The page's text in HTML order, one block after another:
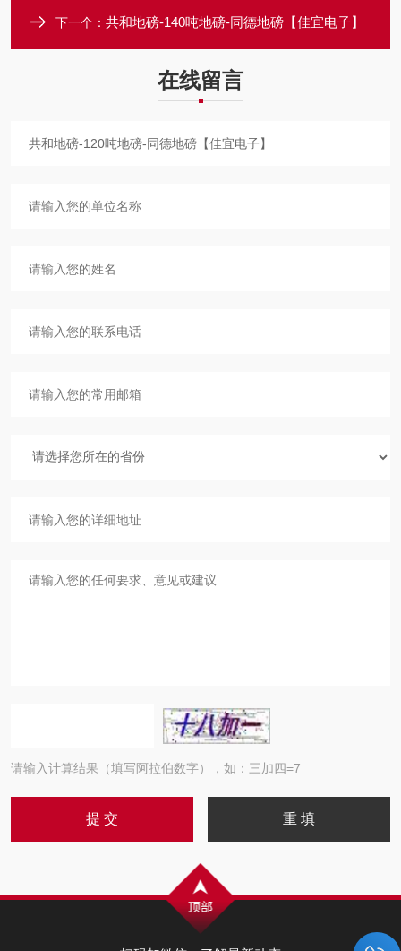
下一个： 共和地磅-140吨地磅-同德地磅【佳宜电子】
在线留言
请输入计算结果（填写阿拉伯数字），如：三加四=7